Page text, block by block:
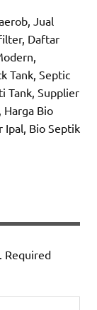
Jual
Daftar
Tank, Septic
Tank, Supplier
Harga Bio
Ipal, Bio Septik
Required